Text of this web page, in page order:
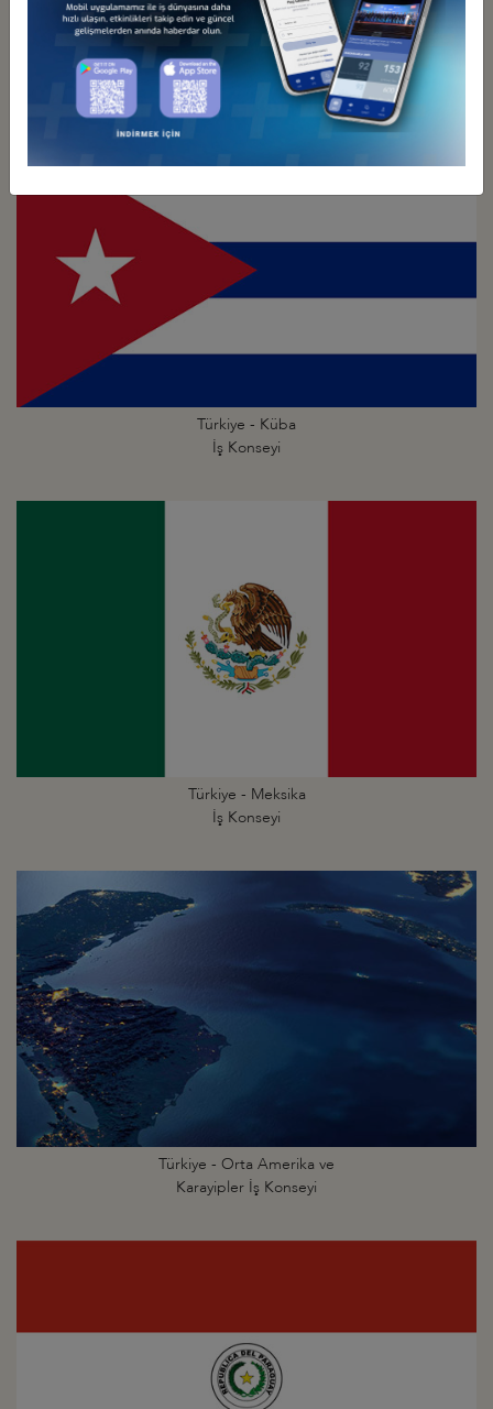
Türkiye - Kolombiya
İş Konseyi
Türkiye - Küba
İş Konseyi
Türkiye - Meksika
İş Konseyi
Türkiye - Orta Amerika ve
Karayipler İş Konseyi